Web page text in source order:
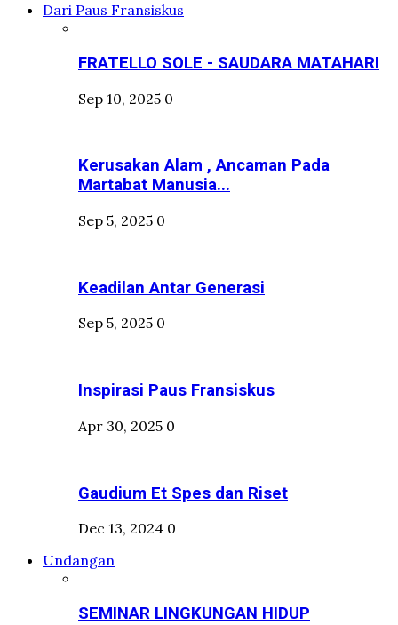
Dari Paus Fransiskus
FRATELLO SOLE - SAUDARA MATAHARI
Sep 10, 2025 0
Kerusakan Alam , Ancaman Pada
Martabat Manusia...
Sep 5, 2025 0
Keadilan Antar Generasi
Sep 5, 2025 0
Inspirasi Paus Fransiskus
Apr 30, 2025 0
Gaudium Et Spes dan Riset
Dec 13, 2024 0
Undangan
SEMINAR LINGKUNGAN HIDUP